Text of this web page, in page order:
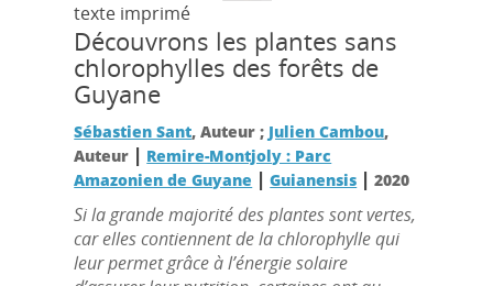
texte imprimé
Découvrons les plantes sans
chlorophylles des forêts de
Guyane
Sébastien Sant, Auteur ; Julien Cambou,
Auteur | Remire-Montjoly : Parc
Amazonien de Guyane |Guianensis |2020
Si la grande majorité des plantes sont vertes,
car elles contiennent de la chlorophylle qui
leur permet grâce à l’énergie solaire